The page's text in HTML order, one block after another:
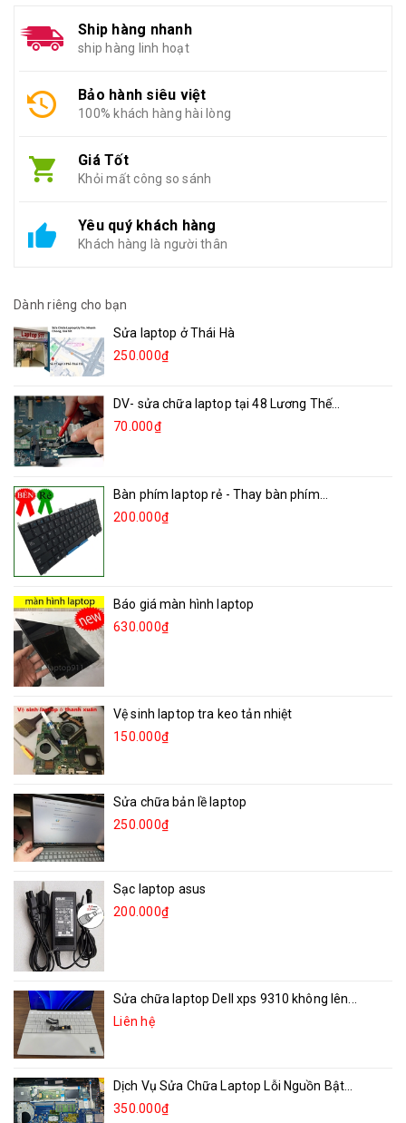
Ship hàng nhanh
ship hàng linh hoạt
Bảo hành siêu việt
100% khách hàng hài lòng
Giá Tốt
Khỏi mất công so sánh
Yêu quý khách hàng
Khách hàng là người thân
Dành riêng cho bạn
Sửa laptop ở Thái Hà
250.000₫
DV- sửa chữa laptop tại 48 Lương Thế...
70.000₫
Bàn phím laptop rẻ - Thay bàn phím...
200.000₫
Báo giá màn hình laptop
630.000₫
Vệ sinh laptop tra keo tản nhiệt
150.000₫
Sửa chữa bản lề laptop
250.000₫
Sạc laptop asus
200.000₫
Sửa chữa laptop Dell xps 9310 không lên...
Liên hệ
Dịch Vụ Sửa Chữa Laptop Lỗi Nguồn Bật...
350.000₫